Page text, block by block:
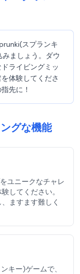
スプランキ
ましょう。ダウ
ライビングミッ
体験してくださ
先に！
グな機能
ユニークなチャレ
してください。
ますます難しく
キー)ゲームで、